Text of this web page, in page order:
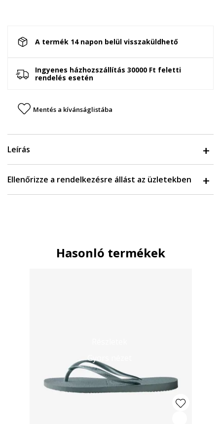
A termék 14 napon belül visszaküldhető
Ingyenes házhozszállítás 30000 Ft feletti
rendelés esetén
Mentés a kívánságlistába
Leírás
Ellenőrizze a rendelkezésre állást az üzletekben
Hasonló termékek
Gyors nézet